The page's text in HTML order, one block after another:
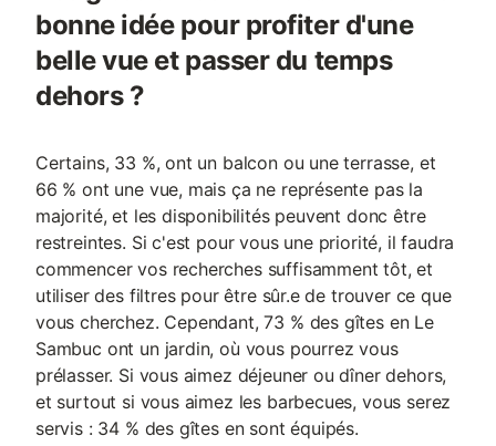
bonne idée pour profiter d'une
belle vue et passer du temps
dehors ?
Certains, 33 %, ont un balcon ou une terrasse, et
66 % ont une vue, mais ça ne représente pas la
majorité, et les disponibilités peuvent donc être
restreintes. Si c'est pour vous une priorité, il faudra
commencer vos recherches suffisamment tôt, et
utiliser des filtres pour être sûr.e de trouver ce que
vous cherchez. Cependant, 73 % des gîtes en Le
Sambuc ont un jardin, où vous pourrez vous
prélasser. Si vous aimez déjeuner ou dîner dehors,
et surtout si vous aimez les barbecues, vous serez
servis : 34 % des gîtes en sont équipés.